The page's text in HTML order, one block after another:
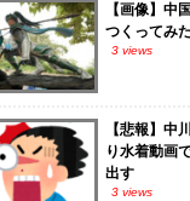
【画像】中
つくってみ
3 views
【悲報】中
り水着動画
出す
3 views